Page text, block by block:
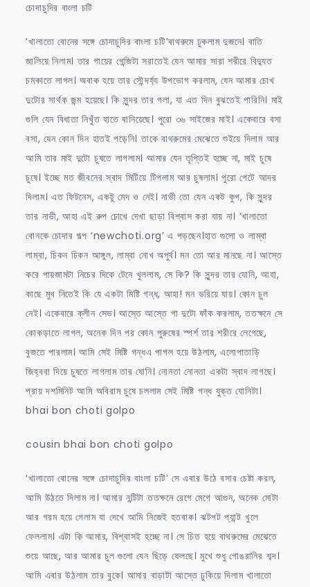
চোদাচুদির বাংলা চটি
‘খালাতো বোনের সঙ্গে চোদাচুদির বাংলা চটি’বাথরুমে ঢুকলাম দুজনে। বাতি
জালিয়ে নিলাম। তার গায়ের গেন্জিটা সরাতেই যেন আমার সারা শরীরে বিদ্যুত
চমকাতে লাগল। অবাক হয়ে তার সৌন্দর্য্য উপভোগ করলাম, যেন আমার চোখ
দুটোর সার্থক জন্ম হয়েছে। কি সুন্দর তার গলা, যা এত দিন বুঝতেই পারিনি। মাই
গুলি যেন বিধাতা নিখুঁত হাতে বানিয়েছে। পুরো ৩৬ সাইজের মাই। একেবারে বসা
বসা, যেন কোন দিন হাতই পড়েনি। তাকে বাথরুমের মেঝেতে শুইয়ে দিলাম আর
আমি তার মাই দুটো চুষতে লাগলাম। আমার যেন তৃপ্তিই হচ্ছে না, মাই চুষে
চুষে। ইচ্ছে মত জীবনের স্বাদ মিটিয়ে টিপলাম আর চুষলাম। পুরো পেটে আদর
দিলাম। এত ফিটনেস, একটু মেদ ও নেই। নাভী তো যেন একট কুপ, কি সুন্দর
তার নাভী, আহা এই রুপ চোখে দেখা ছাড়া বিশ্বাস করা যায় না। ‘খালাতো
বোনকে চোদার গল্প ‘newchoti.org’ এ পড়ছেন।হাত গুলো ও লাম্বা
লাম্বা, চিকন চিকন আঙ্গুল, লাম্বা নোখ অপুর্ব। মন তো আর মানছে না। আস্তে
করে পায়জামটা নিচের দিকে টেনে খুললাম, সে কি? কি সুন্দর তার যোনি, আহা,
কাছে মুখ নিতেই কি যে একটা মিষ্টি গন্ধ, আহা! মন ভরিয়ে যায়। কোন চুল
নেই। একেবারে ক্লীন সেভ। আস্তে আস্তে পা দুটো ফাঁক করলাম, ততক্ষনে সে
কোকড়াতে লাগল, অনেক দিন পর কোন পুরুষের স্পর্শ তার শরীরে লেগেছে,
বুজতে পারলাম। আমি সেই মিষ্টি গন্ধএ পাগল হয়ে উঠলাম, এলোপাতাড়ি
জিহ্ববা দিয়ে চুষতে লাগলাম তার যোনি। নোনতা নোনতা একটা স্বাদ লাগছে।
প্রায় দশমিনিট আমি অবিরাম চুষে চললাম সেই মিষ্টি গন্ধ যুক্ত যোনিটা।
bhai bon choti golpo
cousin bhai bon choti golpo
‘খালাতো বোনের সঙ্গে চোদাচুদির বাংলা চটি’ সে এবার উঠে বসার চেষ্টা করল,
আমি উঠতে দিলাম না। আমার নন্টিটা ততক্ষনে রেগে মেগে আগুন, অনেক মোটা
আর গরম হয়ে গেলাম যা দেখে আমি নিজেই হতবাক। ঝটপট প্যান্ট খুলে
ফেললাম। এটা কি আমার, বিশ্বাসই হচ্ছে না। সে চিত হয়ে বাথরুমের মেঝেতে
শুয়ে আছে, আর আমার চুল গুলো যেন ছিড়ে ফেলছে। মুখে শুধু গোঙরানির শব্দ।
আমি এবার উঠলাম তার বুকে। আমার বাড়াটা আস্তে ঢুকিয়ে দিলাম খালাতো